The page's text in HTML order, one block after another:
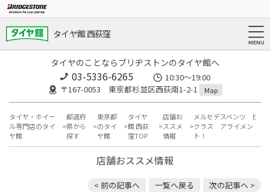
タイヤ館 西荻窪
タイヤのことならブリヂストンのタイヤ館へ
03-5336-6265
10:30～19:00
〒167-0053 東京都杉並区西荻南1-2-1
Map
タイヤ・ホイー
ル専門店のタイ
ヤ館
都道府
県から
探す
東京都
のタイ
ヤ館
タイヤ
館 西荻
窪TOP
店舗お
ススメ
情報
メルセデスベンツ E
クラス アライメン
ト！
店舗おススメ情報
< 前の記事へ 一覧へ戻る 次の記事へ >